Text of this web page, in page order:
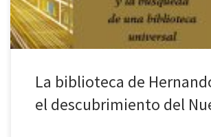
La biblioteca de
el descubrimiento del